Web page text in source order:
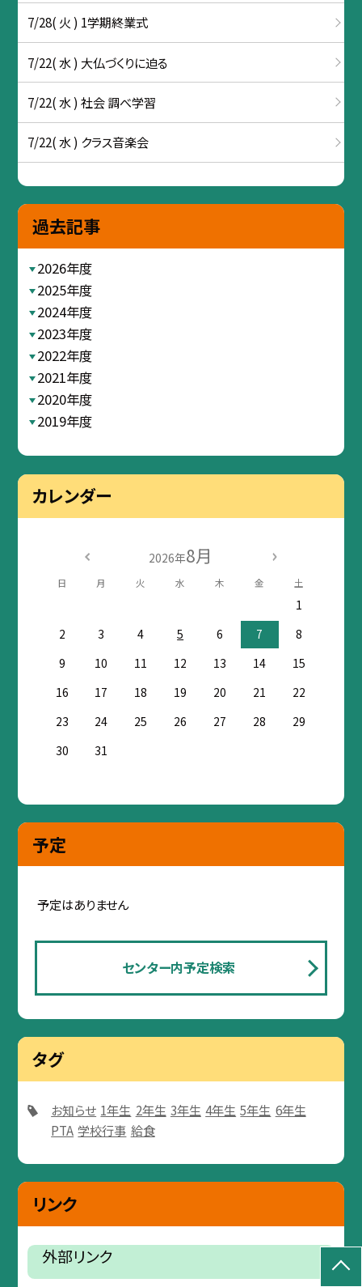
7/28( 火 ) 1学期終業式
7/22( 水 ) 大仏づくりに迫る
7/22( 水 ) 社会 調べ学習
7/22( 水 ) クラス音楽会
過去記事
2026年度
2025年度
2024年度
2023年度
2022年度
2021年度
2020年度
2019年度
カレンダー
2026年8月
日 月 火 水 木 金 土
1
2
3 4 5 6 7
8
9
10 11 12 13 14
15
16
17 18 19 20 21
22
23
24 25 26 27 28
29
30
31
予定
予定はありません
センター内予定検索
タグ
お知らせ 1年生 2年生 3年生 4年生 5年生 6年生
PTA 学校行事 給食
リンク
外部リンク